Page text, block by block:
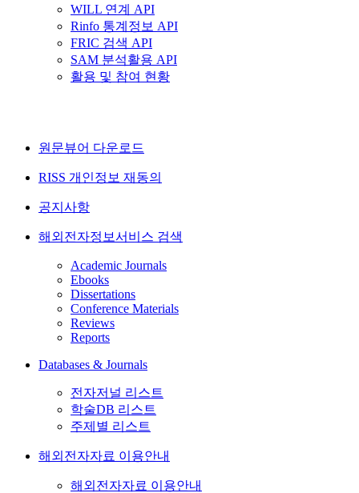
WILL 연계 API
Rinfo 통계정보 API
FRIC 검색 API
SAM 분석활용 API
활용 및 참여 현황
원문뷰어 다운로드
RISS 개인정보 재동의
공지사항
해외전자정보서비스 검색
Academic Journals
Ebooks
Dissertations
Conference Materials
Reviews
Reports
Databases & Journals
전자저널 리스트
학술DB 리스트
주제별 리스트
해외전자자료 이용안내
해외전자자료 이용안내